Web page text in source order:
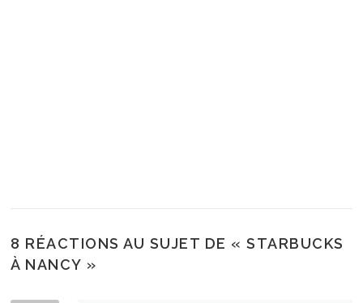
8 RÉACTIONS AU SUJET DE «STARBUCKS
À NANCY »